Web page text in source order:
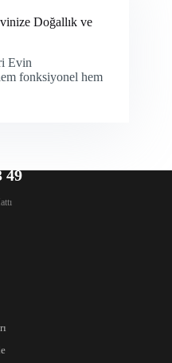
Doğallık ve
Evin
fonksiyonel hem
49